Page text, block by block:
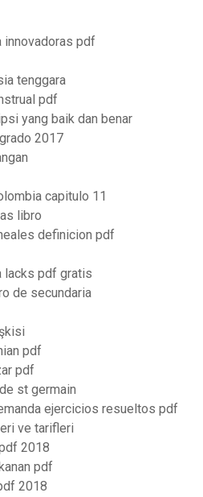
innovadoras pdf
tenggara
pdf
yang baik dan benar
2017
capitulo 11
libro
definicion pdf
lacks pdf gratis
de secundaria
pdf
pdf
st germain
ejercicios resueltos pdf
ve tarifleri
2018
pdf
2018